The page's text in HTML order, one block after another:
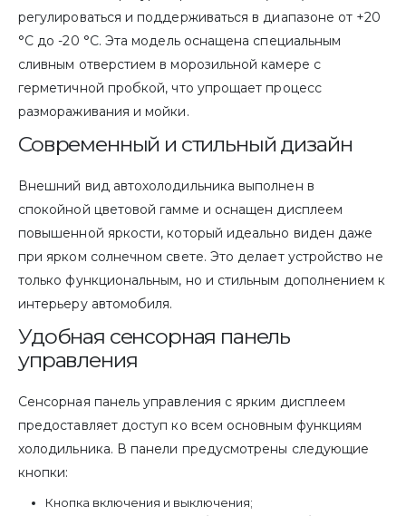
регулироваться и поддерживаться в диапазоне от +20
°C до -20 °C. Эта модель оснащена специальным
сливным отверстием в морозильной камере с
герметичной пробкой, что упрощает процесс
размораживания и мойки.
Современный и стильный дизайн
Внешний вид автохолодильника выполнен в
спокойной цветовой гамме и оснащен дисплеем
повышенной яркости, который идеально виден даже
при ярком солнечном свете. Это делает устройство не
только функциональным, но и стильным дополнением к
интерьеру автомобиля.
Удобная сенсорная панель
управления
Сенсорная панель управления с ярким дисплеем
предоставляет доступ ко всем основным функциям
холодильника. В панели предусмотрены следующие
кнопки:
Кнопка включения и выключения;